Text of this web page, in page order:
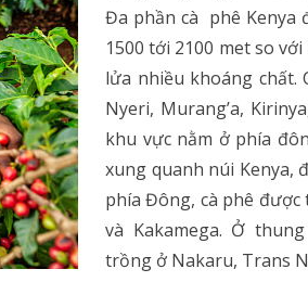
Đa phần cà phê Kenya
1500 tới 2100 met so
lửa nhiều khoáng chất.
Nyeri, Murang’a,
khu vực nằm ở phía
xung quanh núi Kenya,
phía Đông, cà phê được
và Kakamega. Ở
trồng ở Nakaru, Trans